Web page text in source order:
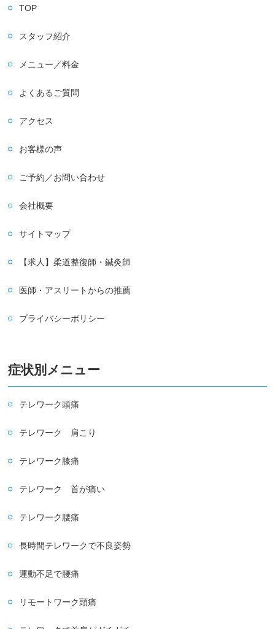
TOP
スタッフ紹介
メニュー／料金
よくあるご質問
アクセス
お客様の声
ご予約／お問い合わせ
会社概要
サイトマップ
【求人】柔道整復師・鍼灸師
医師・アスリートからの推薦
プライバシーポリシー
症状別メニュー
テレワーク頭痛
テレワーク 肩こり
テレワーク膝痛
テレワーク 首が痛い
テレワーク腰痛
長時間テレワークで不良姿勢
運動不足で腰痛
リモートワーク頭痛